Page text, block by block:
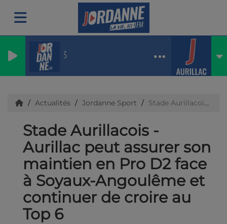
max33
Actualités Jordanne Sport Stade Aurillacois - Aurillac peut assurer son maintien en Pro D2 face à Soyaux-Angoulême et continuer de croire au Top 6
Stade Aurillacois -
Aurillac peut assurer son
maintien en Pro D2 face
à Soyaux-Angoulême et
continuer de croire au
Top 6